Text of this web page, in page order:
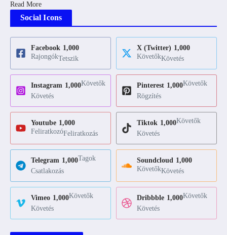
Read More
Social Icons
Facebook 1,000
RajongókTetszik
X (Twitter) 1,000
KövetőkKövetés
Instagram 1,000Követők
Követés
Pinterest 1,000Követők
Rögzítés
Youtube 1,000
FeliratkozóFeliratkozás
Tiktok 1,000Követők
Követés
Telegram 1,000Tagok
Csatlakozás
Soundcloud 1,000
KövetőkKövetés
Vimeo 1,000Követők
Követés
Dribbble 1,000Követők
Követés